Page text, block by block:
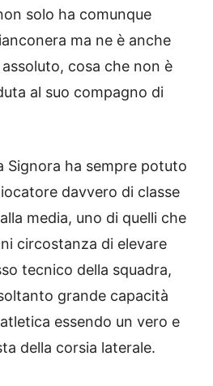
solo ha comunque
ma ne è anche
cosa che non è
al suo compagno di
Signora ha sempre potuto
davvero di classe
media, uno di quelli che
circostanza di elevare
tecnico della squadra,
grande capacità
essendo un vero e
della corsia laterale.